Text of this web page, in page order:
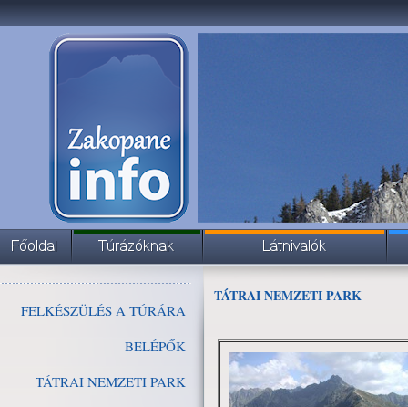
FELKÉSZÜLÉS A TÚRÁRA
BELÉPŐK
TÁTRAI NEMZETI PARK
TÁTRAI NEMZETI PARK